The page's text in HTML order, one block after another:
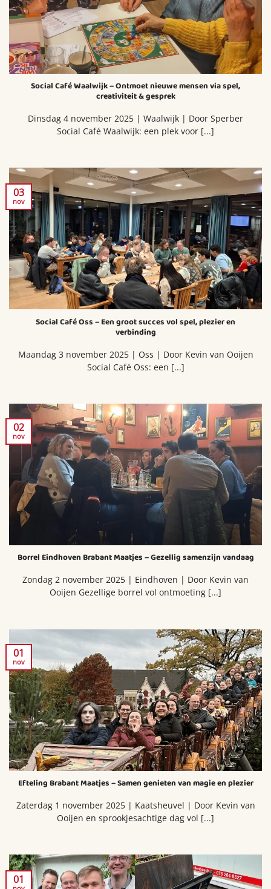
Social Café Waalwijk – Ontmoet nieuwe mensen via spel,
creativiteit & gesprek
Dinsdag 4 november 2025 | Waalwijk | Door Sperber
Social Café Waalwijk: een plek voor [...]
Social Café Oss – Een groot succes vol spel, plezier en
verbinding
Maandag 3 november 2025 | Oss | Door Kevin van Ooijen
Social Café Oss: een [...]
03
nov
Borrel Eindhoven Brabant Maatjes – Gezellig samenzijn vandaag
Zondag 2 november 2025 | Eindhoven | Door Kevin van
Ooijen Gezellige borrel vol ontmoeting [...]
02
nov
Efteling Brabant Maatjes – Samen genieten van magie en plezier
Zaterdag 1 november 2025 | Kaatsheuvel | Door Kevin van
Ooijen en sprookjesachtige dag vol [...]
01
nov
01